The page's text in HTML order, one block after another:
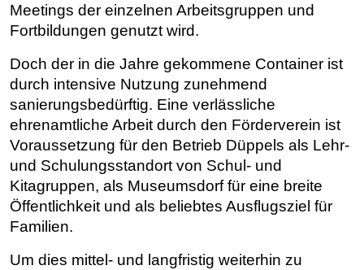
Meetings der einzelnen Arbeitsgruppen und
Fortbildungen genutzt wird.
Doch der in die Jahre gekommene Container ist
durch intensive Nutzung zunehmend
sanierungsbedürftig. Eine verlässliche
ehrenamtliche Arbeit durch den Förderverein ist
Voraussetzung für den Betrieb Düppels als Lehr-
und Schulungsstandort von Schul- und
Kitagruppen, als Museumsdorf für eine breite
Öffentlichkeit und als beliebtes Ausflugsziel für
Familien.
Um dies mittel- und langfristig weiterhin zu